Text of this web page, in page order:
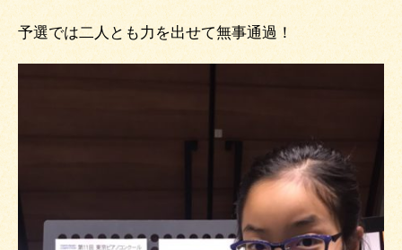
予選では二人とも力を出せて無事通過！